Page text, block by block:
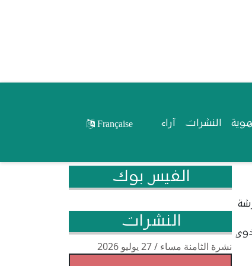
النشرات آراء Française
الفيس بوك
النشرات
نشرة الثامنة مساء / 27 يوليو 2026